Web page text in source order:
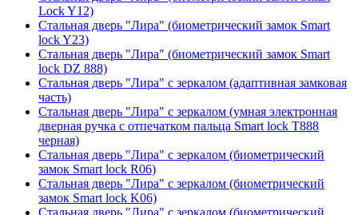
Lock Y12)
Стальная дверь "Лира" (биометрический замок Smart
lock Y23)
Стальная дверь "Лира" (биометрический замок Smart
lock DZ 888)
Стальная дверь "Лира" с зеркалом (адаптивная замковая
часть)
Стальная дверь "Лира" с зеркалом (умная электронная
дверная ручка с отпечатком пальца Smart lock T888
черная)
Стальная дверь "Лира" с зеркалом (биометрический
замок Smart lock R06)
Стальная дверь "Лира" с зеркалом (биометрический
замок Smart lock K06)
Стальная дверь "Лира" с зеркалом (биометрический